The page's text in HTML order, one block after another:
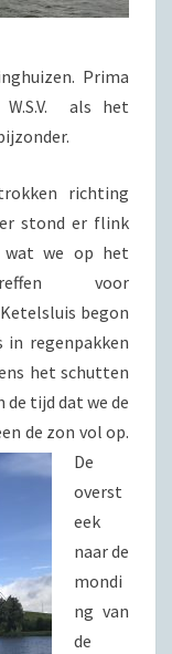
Prima
W.S.V. als het
richting
stond er flink
wat we op het
voor
begon
in regenpakken
het schutten
tijd dat we de
de zon vol op.
De
overst
eek
naar de
mondi
ng van
de